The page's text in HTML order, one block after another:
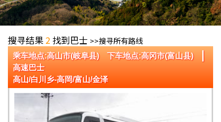
搜寻结果2 找到巴士 >>搜寻所有路线
乘车地点:高山市(岐阜县) 下车地点:高冈市(富山县) |
高速巴士
高山/白川乡-高岡/富山/金泽